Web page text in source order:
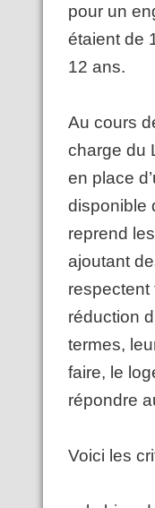
pour un
étaient de
12 ans.
Au cours
charge du
en place
disponible
reprend
ajoutant
réduction
termes,
faire, le
répondre
Voici les